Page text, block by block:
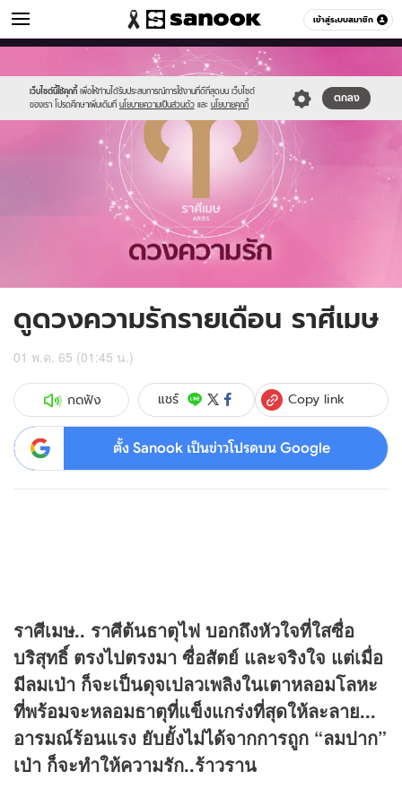
เข้าสู่ระบบสมาชิก
ดูดวง หมวดอื่นๆ
เว็บไซต์นี้ใช้คุกกี้ เพื่อให้ท่านได้รับประสบการณ์การใช้งานที่ดีที่สุดบน เว็บไซต์
ของเรา โปรดศึกษาเพิ่มเติมที่ นโยบายความเป็นส่วนตัว และ นโยบายคุกกี้
ตกลง
//s.isanook.com/sr/0/images/logo-
new-
sanook.png
//s.isanook.com/ho/0/ud/fxd/love/aries.png
ดูดวงความรักรายเดือน ราศีเมษ
01 พ.ค. 65 (01:45 น.)
กดฟัง แชร์ Copy link
ตั้ง Sanook เป็นข่าวโปรดบน Google
ราศีเมษ.. ราศีต้นธาตุไฟ บอกถึงหัวใจที่ใสซื่อ
บริสุทธิ์ ตรงไปตรงมา ซื่อสัตย์ และจริงใจ แต่เมื่อ
มีลมเป่า ก็จะเป็นดุจเปลวเพลิงในเตาหลอมโลหะ
ที่พร้อมจะหลอมธาตุที่แข็งแกร่งที่สุดให้ละลาย...
อารมณ์ร้อนแรง ยับยั้งไม่ได้จากการถูก “ลมปาก”
เป่า ก็จะทำให้ความรัก..ร้าวราน